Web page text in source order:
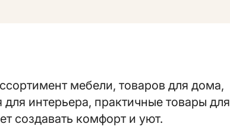
мебели, товаров для дома,
интерьера, практичные товары для
создавать комфорт и уют.